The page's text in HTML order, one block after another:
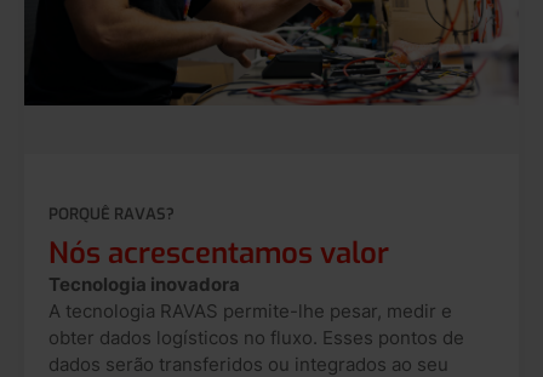
PORQUÊ RAVAS?
Nós acrescentamos valor
Tecnologia inovadora
A tecnologia RAVAS permite-lhe pesar, medir e
obter dados logísticos no fluxo. Esses pontos de
dados serão transferidos ou integrados ao seu